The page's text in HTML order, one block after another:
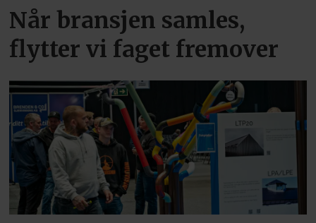
Når bransjen samles,
flytter vi faget fremover